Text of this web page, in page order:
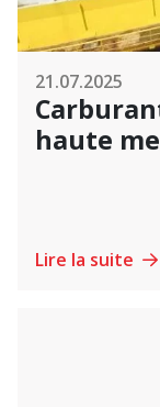
21.07.2025
haute
Lire la suite